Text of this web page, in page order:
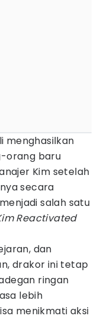
menghasilkan
orang baru
Kim setelah
secara
salah satu
Reactivated
dan
drakor ini tetap
ringan
lebih
menikmati aksi